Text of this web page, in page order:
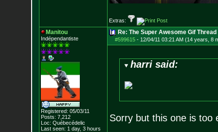
Extras:
Manitou
Indépendantiste
Registered: 05/03/11
Posts: 7,212
Loc: Québecédelic
Last seen: 1 day, 3 hours
Re: The Super Awesome Gif Thread
#599615- 12/04/11 03:21 AM (14 years, 8
harri said:
Sorry but this one is too